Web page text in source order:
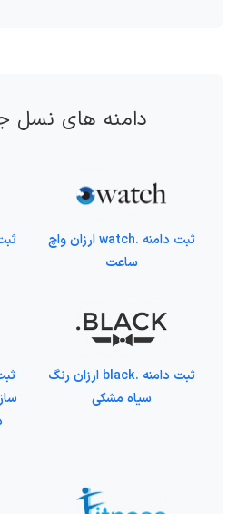
دامنه های نسل
ثبت دامنه .watch ارزان واچ
ساعت
ثبت دامنه .black ارزان رنگ
سیاه مشکی